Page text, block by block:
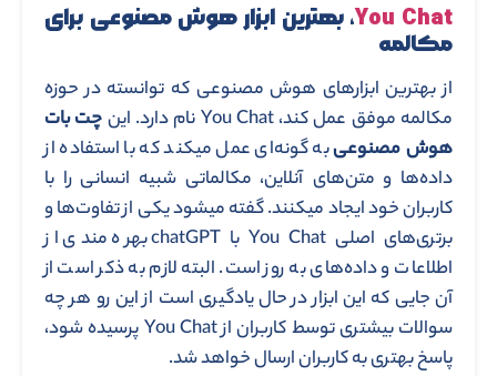
You Chat، بهترین ابزار هوش مصنوعی برای
مکالمه
از بهترین ابزارهای هوش مصنوعی که توانسته در حوزه
مکالمه موفق عمل کند، You Chat نام دارد. این
چت بات
هوش مصنوعیبه گونه‌ای عمل میکند که با استفاده از
داده‌ها و متن‌های آنلاین، مکالماتی شبیه انسانی را با
کاربران خود ایجاد میکنند. گفته میشود یکی از تفاوت‌ها و
برتری‌های اصلی You Chat با chatGPT بهره مندی از
اطلاعات و داده‌های به روز است. البته لازم به ذکر است از
آن جایی که این ابزار در حال یادگیری است از این رو هر چه
سوالات بیشتری توسط کاربران از You Chat پرسیده شود،
پاسخ بهتری به کاربران ارسال خواهد شد.